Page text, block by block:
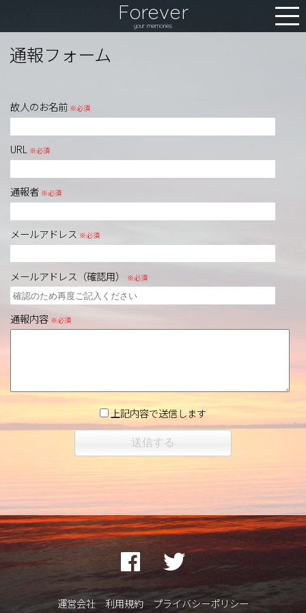
Forever
your memories
通報フォーム
故人のお名前 ※必須
URL ※必須
通報者 ※必須
メールアドレス ※必須
メールアドレス（確認用） ※必須
通報内容 ※必須
上記内容で送信します
運営会社 利用規約 プライバシーポリシー